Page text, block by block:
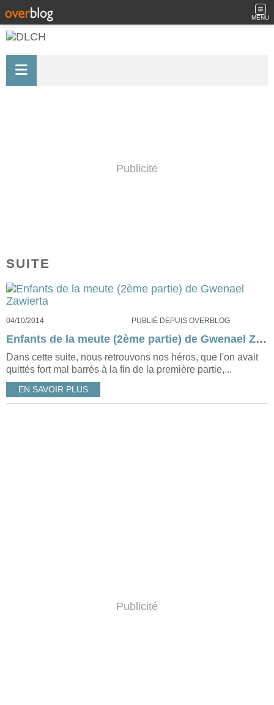
MENU
Publicité
SUITE
04/10/2014 PUBLIÉ DEPUIS OVERBLOG
Enfants de la meute (2ème partie) de Gwenael Zawierta
Dans cette suite, nous retrouvons nos héros, que l'on avait
quittés fort mal barrés à la fin de la première partie,...
EN SAVOIR PLUS
Publicité